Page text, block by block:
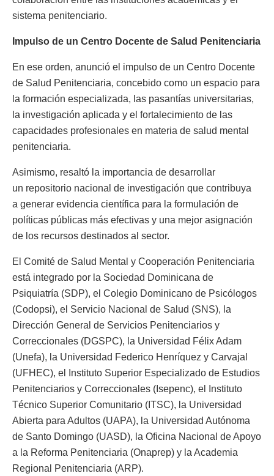
sistema penitenciario.
Impulso de un Centro Docente de Salud Penitenciaria
En ese orden, anunció el impulso de un Centro Docente
de Salud Penitenciaria, concebido como un espacio para
la formación especializada, las pasantías universitarias,
la investigación aplicada y el fortalecimiento de las
capacidades profesionales en materia de salud mental
penitenciaria.
Asimismo, resaltó la importancia de desarrollar
un repositorio nacional de investigación que contribuya
a generar evidencia científica para la formulación de
políticas públicas más efectivas y una mejor asignación
de los recursos destinados al sector.
El Comité de Salud Mental y Cooperación Penitenciaria
está integrado por la Sociedad Dominicana de
Psiquiatría (SDP), el Colegio Dominicano de Psicólogos
(Codopsi), el Servicio Nacional de Salud (SNS), la
Dirección General de Servicios Penitenciarios y
Correccionales (DGSPC), la Universidad Félix Adam
(Unefa), la Universidad Federico Henríquez y Carvajal
(UFHEC), el Instituto Superior Especializado de Estudios
Penitenciarios y Correccionales (Isepenc), el Instituto
Técnico Superior Comunitario (ITSC), la Universidad
Abierta para Adultos (UAPA), la Universidad Autónoma
de Santo Domingo (UASD), la Oficina Nacional de Apoyo
a la Reforma Penitenciaria (Onaprep) y la Academia
Regional Penitenciaria (ARP).